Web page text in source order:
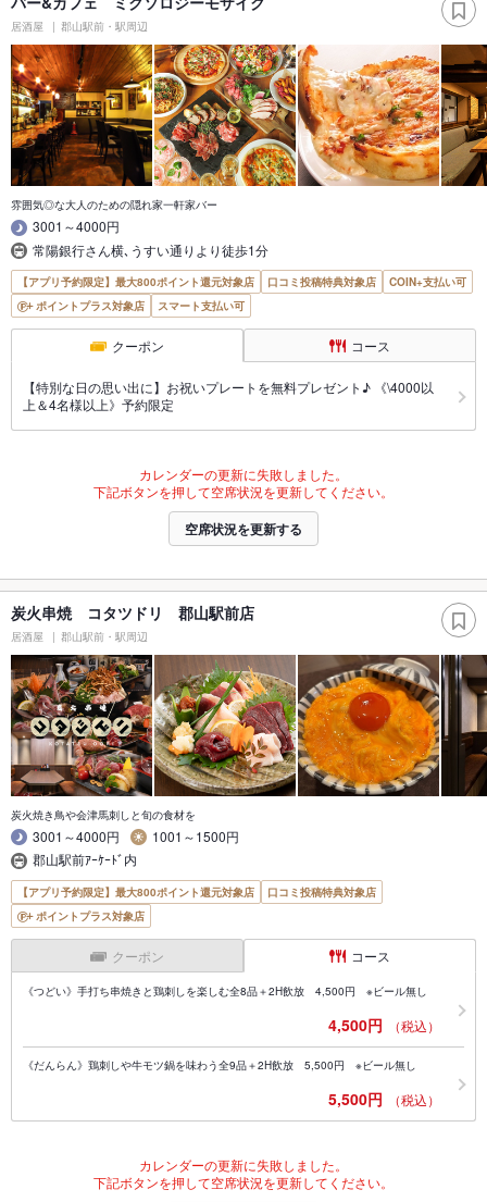
居酒屋 郡山駅前・駅周辺
雰囲気◎な大人のための隠れ家一軒家バー
3001～4000円
常陽銀行さん横､うすい通りより徒歩1分
【アプリ予約限定】最大800ポイント還元対象店 口コミ投稿特典対象店
COIN+支払い可
ポイントプラス対象店
スマート支払い可
クーポン コース
【特別な日の思い出に】お祝いプレートを無料プレゼント♪ 《\4000以
上＆4名様以上》予約限定
カレンダーの更新に失敗しました。
下記ボタンを押して空席状況を更新してください。
空席状況を更新する
炭火串焼 コタツドリ 郡山駅前店
居酒屋 郡山駅前・駅周辺
炭火焼き鳥や会津馬刺しと旬の食材を
3001～4000円
1001～1500円
郡山駅前ｱｰｹｰﾄﾞ内
【アプリ予約限定】最大800ポイント還元対象店
口コミ投稿特典対象店
ポイントプラス対象店
クーポン コース
《つどい》手打ち串焼きと鶏刺しを楽しむ全8品＋2H飲放 4,500円 ※ビール無し
4,500円 （税込）
《だんらん》鶏刺しや牛モツ鍋を味わう全9品＋2H飲放 5,500円 ※ビール無し
5,500円 （税込）
カレンダーの更新に失敗しました。
下記ボタンを押して空席状況を更新してください。